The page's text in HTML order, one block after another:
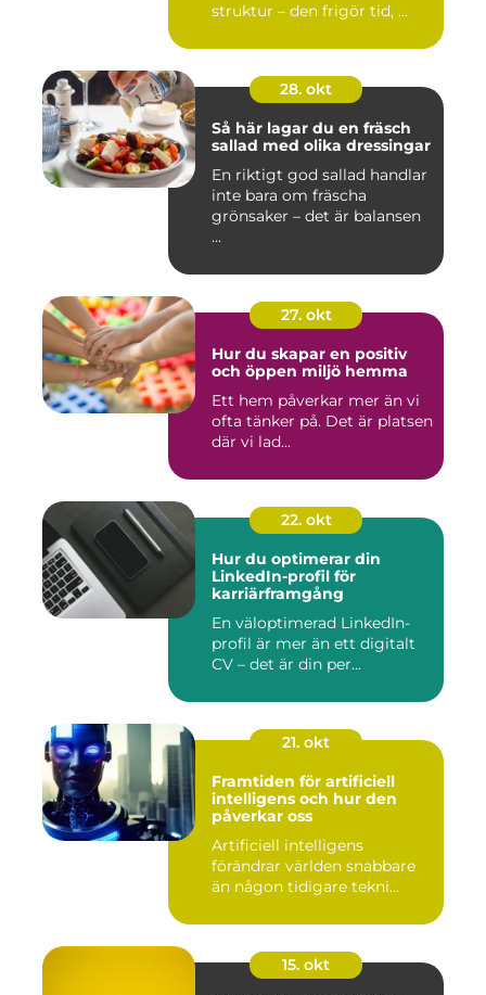
struktur – den frigör tid, ...
28. okt
Så här lagar du en fräsch
sallad med olika dressingar
En riktigt god sallad handlar
inte bara om fräscha
grönsaker – det är balansen
...
27. okt
Hur du skapar en positiv
och öppen miljö hemma
Ett hem påverkar mer än vi
ofta tänker på. Det är platsen
där vi lad...
22. okt
Hur du optimerar din
LinkedIn-profil för
karriärframgång
En väloptimerad LinkedIn-
profil är mer än ett digitalt
CV – det är din per...
21. okt
Framtiden för artificiell
intelligens och hur den
påverkar oss
Artificiell intelligens
förändrar världen snabbare
än någon tidigare tekni...
15. okt